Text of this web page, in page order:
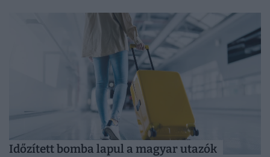
eltérhetnek a magyar gyakorlattól
Időzített bomba lapul a magyar utazók